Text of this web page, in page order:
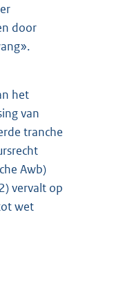
door
het
van
tranche
Awb)
vervalt op
wet